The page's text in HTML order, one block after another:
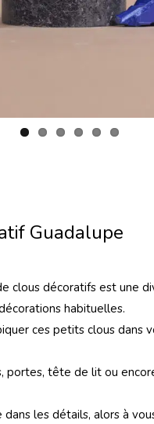
Guadalupe
clous décoratifs est une
habituelles.
ces petits clous dans
portes, tête de lit ou
les détails, alors à